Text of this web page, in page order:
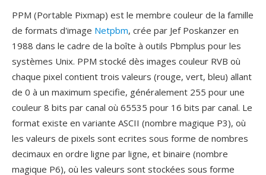
PPM (Portable Pixmap) est le membre couleur de la famille
de formats d'image Netpbm, crée par Jef Poskanzer en
1988 dans le cadre de la boîte à outils Pbmplus pour les
systèmes Unix. PPM stocké dès images couleur RVB où
chaque pixel contient trois valeurs (rouge, vert, bleu) allant
de 0 à un maximum specifie, généralement 255 pour une
couleur 8 bits par canal où 65535 pour 16 bits par canal. Le
format existe en variante ASCII (nombre magique P3), où
les valeurs de pixels sont ecrites sous forme de nombres
decimaux en ordre ligne par ligne, et binaire (nombre
magique P6), où les valeurs sont stockées sous forme